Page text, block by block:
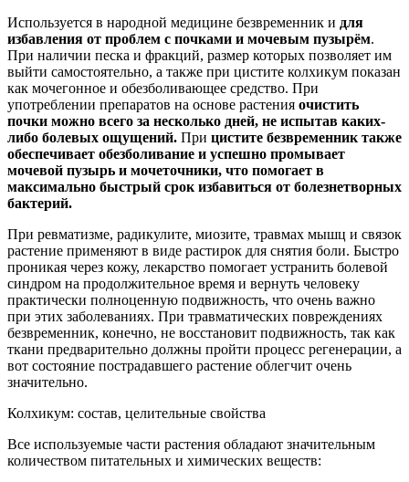
Используется в народной медицине безвременник и для
избавления от проблем с почками и мочевым пузырём.
При наличии песка и фракций, размер которых позволяет им
выйти самостоятельно, а также при цистите колхикум показан
как мочегонное и обезболивающее средство. При
употреблении препаратов на основе растения очистить
почки можно всего за несколько дней, не испытав каких-
либо болевых ощущений. При цистите безвременник также
обеспечивает обезболивание и успешно промывает
мочевой пузырь и мочеточники, что помогает в
максимально быстрый срок избавиться от болезнетворных
бактерий.
При ревматизме, радикулите, миозите, травмах мышц и связок
растение применяют в виде растирок для снятия боли. Быстро
проникая через кожу, лекарство помогает устранить болевой
синдром на продолжительное время и вернуть человеку
практически полноценную подвижность, что очень важно
при этих заболеваниях. При травматических повреждениях
безвременник, конечно, не восстановит подвижность, так как
ткани предварительно должны пройти процесс регенерации, а
вот состояние пострадавшего растение облегчит очень
значительно.
Колхикум: состав, целительные свойства
Все используемые части растения обладают значительным
количеством питательных и химических веществ: